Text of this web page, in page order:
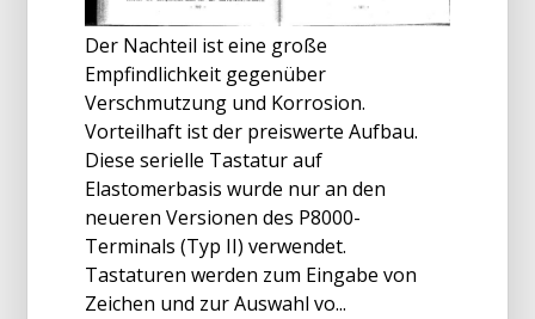
Der Nachteil ist eine große
Empfindlichkeit gegenüber
Verschmutzung und Korrosion.
Vorteilhaft ist der preiswerte Aufbau.
Diese serielle Tastatur auf
Elastomerbasis wurde nur an den
neueren Versionen des P8000-
Terminals (Typ II) verwendet.
Tastaturen werden zum Eingabe von
Zeichen und zur Auswahl vo...